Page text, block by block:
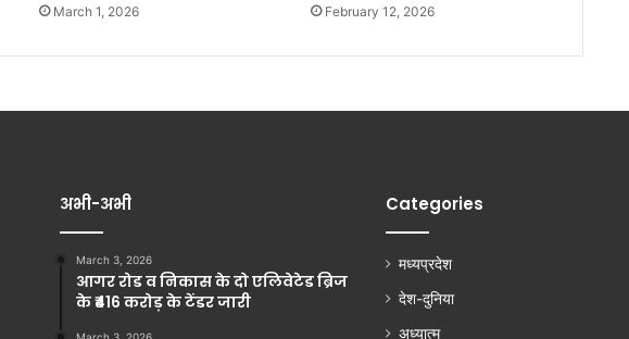
March 1, 2026 February 12, 2026
अभी-अभी
March 3, 2026
आगर रोड व निकास के दो एलिवेटेड ब्रिज
के ₹416 करोड़ के टेंडर जारी
Categories
मध्यप्रदेश
देश-दुनिया
अध्यात्म